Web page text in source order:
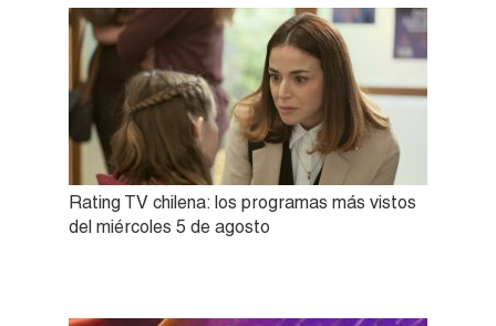
Rating TV chilena: los programas más vistos
del miércoles 5 de agosto